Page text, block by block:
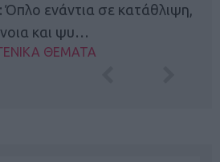
ενάντια σε κατάθλιψη,
και ψυ…
ΘΕΜΑΤΑ